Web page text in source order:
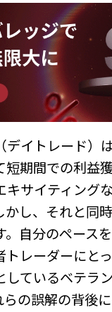
デイトレード）
短期間での利益
キサイティング
かし、それと同
。自分のペース
トレーダーにと
しているベテラ
らの誤解の背後